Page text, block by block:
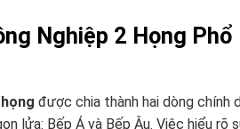
Nghiệp 2 Họng
được chia thành hai dòng chính
lửa: Bếp Á và Bếp Âu. Việc hiểu rõ